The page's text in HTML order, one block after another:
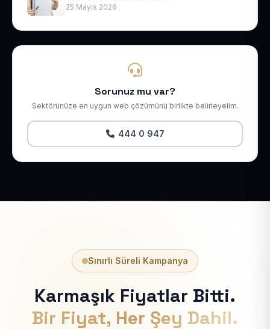
25 Mayıs 2026
Sorunuz mu var?
Sektörünüze en uygun web çözümünü birlikte belirleyelim.
444 0 947
Sınırlı Süreli Kampanya
Karmaşık Fiyatlar Bitti.
Bir Fiyat, Her Şey Dahil.